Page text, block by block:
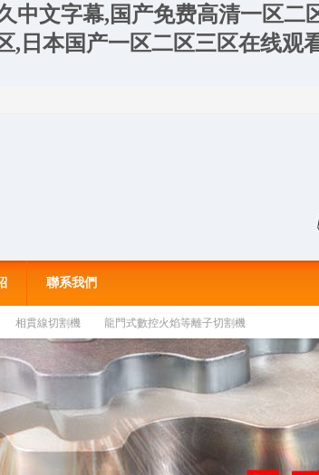
中文字幕,国产免费高清一区二
日本国产一区二区三区在线观
聯系我們
相貫線切割機 龍門式數控火焰等離子切割機